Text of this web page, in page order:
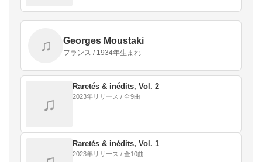
♫ Georges Moustaki
フランス / 1934年生まれ
♫
Raretés & inédits, Vol. 2
2023年リリース / 全9曲
Raretés & inédits, Vol. 1
2023年リリース / 全10曲